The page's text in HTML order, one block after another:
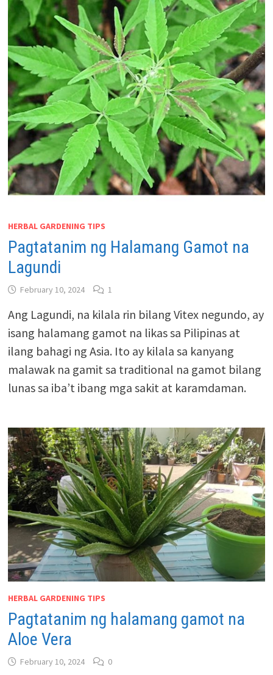
HERBAL GARDENING TIPS
Pagtatanim ng Halamang Gamot na
Lagundi
February 10, 2024 1
Ang Lagundi, na kilala rin bilang Vitex negundo, ay
isang halamang gamot na likas sa Pilipinas at
ilang bahagi ng Asia. Ito ay kilala sa kanyang
malawak na gamit sa traditional na gamot bilang
lunas sa iba’t ibang mga sakit at karamdaman.
HERBAL GARDENING TIPS
Pagtatanim ng halamang gamot na
Aloe Vera
February 10, 2024 0